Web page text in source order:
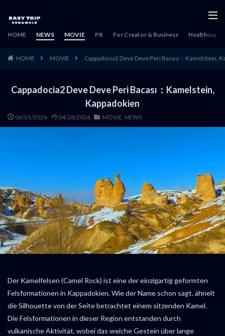
HOME NEWS MOVIE PR For Creator & Business Healthcare
HOME MOVIE Cappadocia2 Deve Deve Peri Bacası：Kamelstein,
Cappadocia2 Deve Deve Peri Bacası：Kamelstein,
Kappadokien
06/01/2026 04/28/2026 MOVIE, NEWS
Der Kamelfelsen (Camel Rock) ist eine der einzigartig geformten
Felsformationen in Kappadokien. Wie der Name schon sagt, ähnelt
die Silhouette von der Seite betrachtet einem sitzenden Kamel.
Die Felsformationen in dieser Region entstanden durch
vulkanische Aktivität, wobei das weiche Gestein über lange